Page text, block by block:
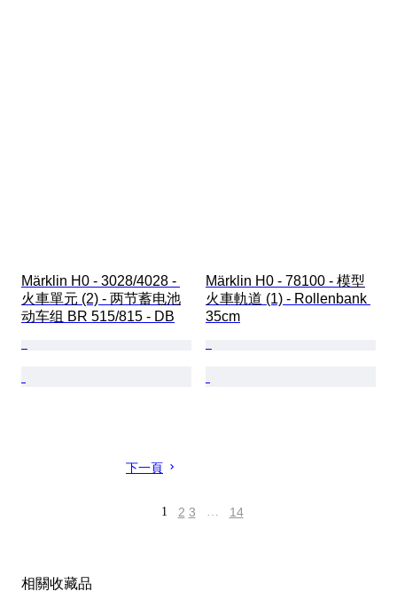
Märklin H0 - 3028/4028 -
火車單元 (2) - 两节蓄电池
动车组 BR 515/815 - DB
Märklin H0 - 78100 - 模型
火車軌道 (1) - Rollenbank
35cm
下一頁
1 2 3 … 14
相關收藏品